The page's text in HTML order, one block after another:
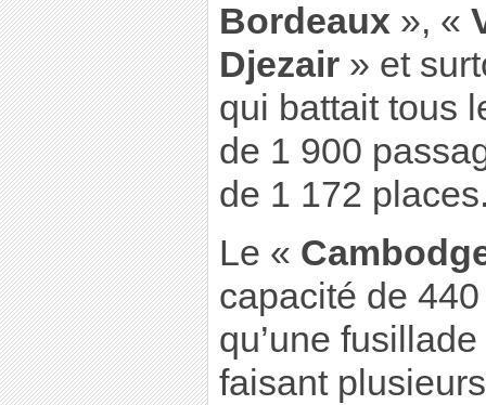
Bordeaux », «
Djezair» et
qui battait tous
de 1 900
de 1 172
Le «
capacité de
qu’une
faisant